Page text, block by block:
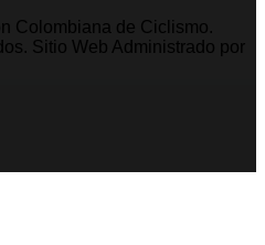
Colombiana de Ciclismo.
Sitio Web Administrado por